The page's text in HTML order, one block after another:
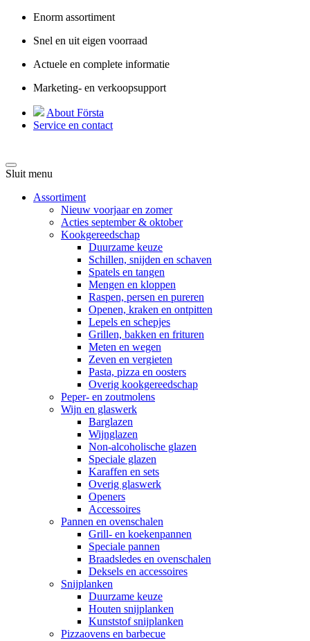
Enorm assortiment
Snel en uit eigen voorraad
Actuele en complete informatie
Marketing- en verkoopsupport
About Första
Service en contact
Sluit menu
Assortiment
Nieuw voorjaar en zomer
Acties september & oktober
Kookgereedschap
Duurzame keuze
Schillen, snijden en schaven
Spatels en tangen
Mengen en kloppen
Raspen, persen en pureren
Openen, kraken en ontpitten
Lepels en schepjes
Grillen, bakken en frituren
Meten en wegen
Zeven en vergieten
Pasta, pizza en oosters
Overig kookgereedschap
Peper- en zoutmolens
Wijn en glaswerk
Barglazen
Wijnglazen
Non-alcoholische glazen
Speciale glazen
Karaffen en sets
Overig glaswerk
Openers
Accessoires
Pannen en ovenschalen
Grill- en koekenpannen
Speciale pannen
Braadsledes en ovenschalen
Deksels en accessoires
Snijplanken
Duurzame keuze
Houten snijplanken
Kunststof snijplanken
Pizzaovens en barbecue